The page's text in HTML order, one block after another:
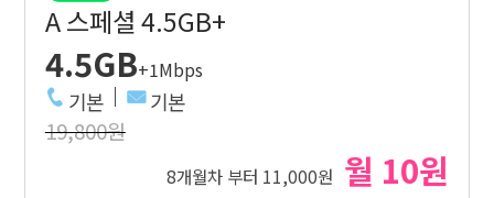
A 스페셜 4.5GB+
4.5GB+1Mbps
기본 기본
19,800원
8개월차 부터 11,000원 월 10원